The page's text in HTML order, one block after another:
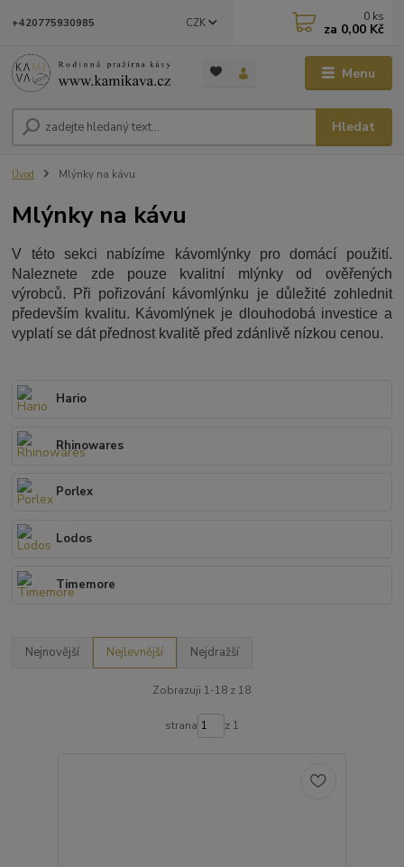
Menu
CZK
Hledat
+420775930985 0 ks
za 0,00 Kč
Úvod Mlýnky na kávu
Mlýnky na kávu
V této sekci nabízíme kávomlýnky pro domácí použití.
Naleznete zde pouze kvalitní mlýnky od ověřených
výrobců. Při pořizování kávomlýnku je důležité zohlednit
především kvalitu. Kávomlýnek je dlouhodobá investice a
vyplatí se dát přednost kvalitě před zdánlivě nízkou cenou.
Hario
Rhinowares
Porlex
Lodos
Timemore
Nejnovější Nejlevnější Nejdražší
Zobrazuji 1-18 z 18
strana z 1